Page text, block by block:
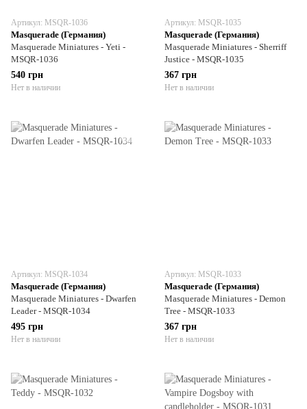
Артикул: MSQR-1036
Masquerade (Германия)
Masquerade Miniatures - Yeti -
MSQR-1036
540 грн
Нет в наличии
Артикул: MSQR-1035
Masquerade (Германия)
Masquerade Miniatures - Sherriff
Justice - MSQR-1035
367 грн
Нет в наличии
Артикул: MSQR-1034
Masquerade (Германия)
Masquerade Miniatures - Dwarfen
Leader - MSQR-1034
495 грн
Нет в наличии
Артикул: MSQR-1033
Masquerade (Германия)
Masquerade Miniatures - Demon
Tree - MSQR-1033
367 грн
Нет в наличии